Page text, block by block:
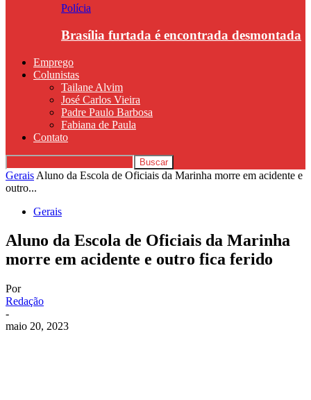
Polícia
Brasília furtada é encontrada desmontada
Emprego
Colunistas
Tailane Alvim
José Carlos Vieira
Padre Paulo Barbosa
Fabiana de Paula
Contato
Gerais Aluno da Escola de Oficiais da Marinha morre em acidente e
outro...
Gerais
Aluno da Escola de Oficiais da Marinha
morre em acidente e outro fica ferido
Por
Redação
-
maio 20, 2023